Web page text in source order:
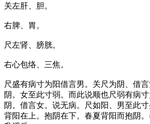
关左肝、胆。
右脾、胃。
尺左肾、膀胱。
右心包络、三焦。
尺盛有病寸为阳借言男。关尺为阴、借
阴。女至此寸弱。而此说顺也尺弱有病
阴。借言女。说无病。尺如阳、男至此
背阳在上。抱阴在下。春夏背阳而抱阴